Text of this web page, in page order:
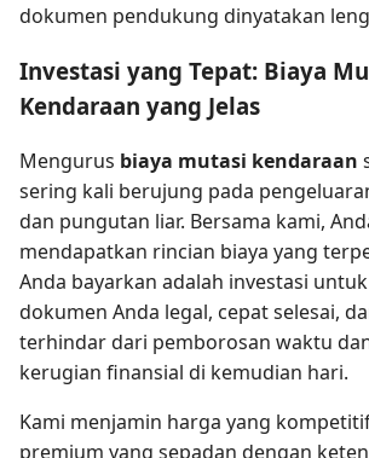
dokumen pendukung dinyatakan
Investasi yang Tepat: Biaya
Kendaraan yang Jelas
Mengurus biaya mutasi kendaraan
sering kali berujung pada
dan pungutan liar. Bersama kami,
mendapatkan rincian biaya yang
Anda bayarkan adalah investasi
dokumen Anda legal, cepat selesai,
terhindar dari pemborosan waktu
kerugian finansial di kemudian hari.
Kami menjamin harga yang
premium yang sepadan dengan